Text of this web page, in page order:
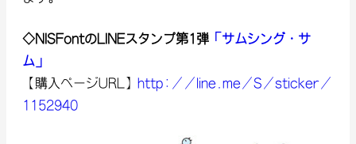
◇NISFontのLINEスタンプ第1弾 「サムシング・サ
ム」
【購入ページURL】 http://line.me/S/sticker/
1152940